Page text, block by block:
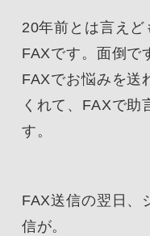
20年前とは言え
FAXです。面倒で
FAXでお悩みを送
くれて、FAXで助
す。
FAX送信の翌日、
信が。